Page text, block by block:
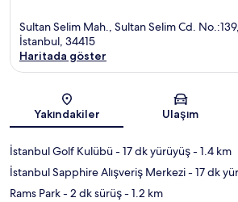
Sultan Selim Mah., Sultan Selim Cd.
İstanbul, 34415
Haritada göster
Yakındakiler Ulaşım
İstanbul Golf Kulübü- 17 dk yürüyüş- 1.4 km
İstanbul Sapphire Alışveriş Merkezi- 17 dk
Rams Park- 2 dk sürüş- 1.2 km